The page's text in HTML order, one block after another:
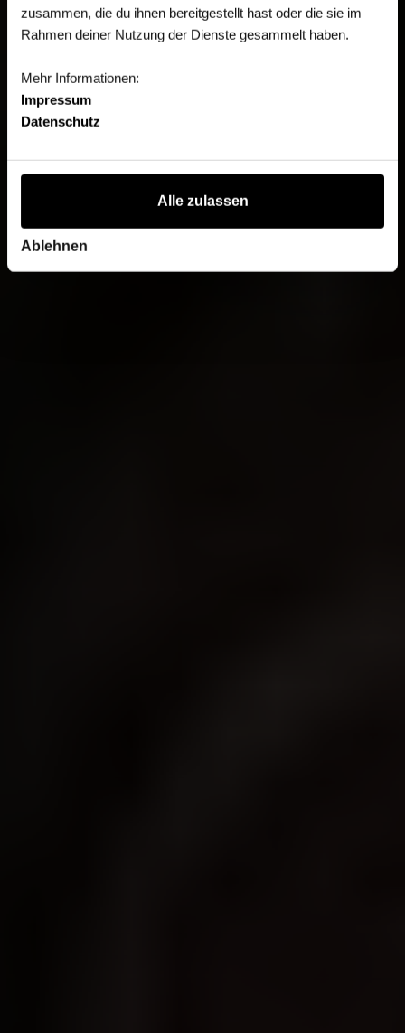
zusammen, die du ihnen bereitgestellt hast oder die sie im
Rahmen deiner Nutzung der Dienste gesammelt haben.
Mehr Informationen:
Impressum
Datenschutz
Alle zulassen
Ablehnen